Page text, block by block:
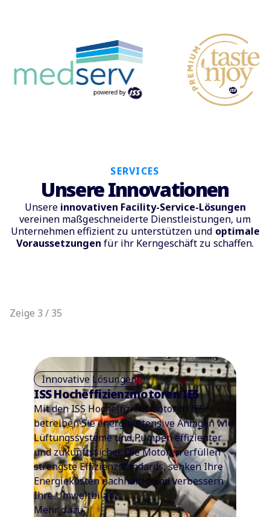
SERVICES
Unsere Innovationen
Unsere innovativen Facility-Service-Lösungen
vereinen maßgeschneiderte Dienstleistungen, um
Unternehmen effizient zu unterstützen und optimale
Voraussetzungen für ihr Kerngeschäft zu schaffen.
Zeige 3 / 35
Innovative Lösungen
ISS Hocheffizienzmotoren IE5
Mit den ISS Hocheffizienzmotoren IE5
betreiben Sie energieintensive Anlagen wie
Lüftungssysteme und Pumpen effizienter
und zukunftssicher. Die Motoren erfüllen
strengste Effizienzstandards, senken Ihre
Energiekosten nachhaltig und verbessern
Ihre Umweltbilanz.
Mehr dazu